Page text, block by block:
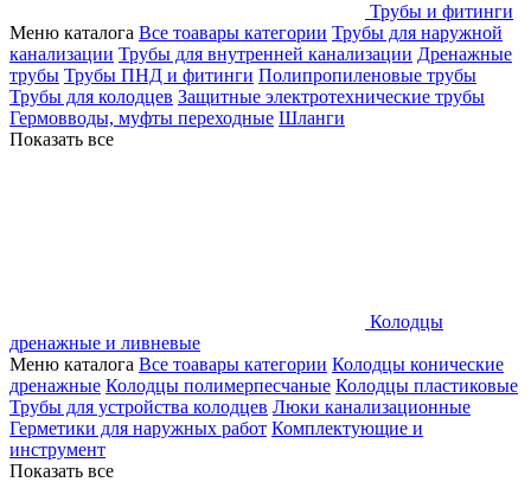
Трубы и фитинги
Меню каталога Все тоавары категории Трубы для наружной
канализации Трубы для внутренней канализации Дренажные
трубы Трубы ПНД и фитинги Полипропиленовые трубы
Трубы для колодцев Защитные электротехнические трубы
Гермовводы, муфты переходные Шланги
Показать все
Колодцы
дренажные и ливневые
Меню каталога Все тоавары категории Колодцы конические
дренажные Колодцы полимерпесчаные Колодцы пластиковые
Трубы для устройства колодцев Люки канализационные
Герметики для наружных работ Комплектующие и
инструмент
Показать все